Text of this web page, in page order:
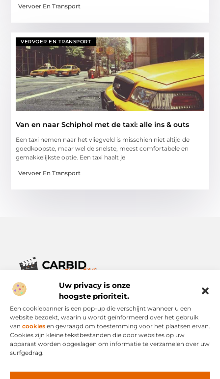
Uw privacy is onze
hoogste prioriteit.
Een cookiebanner is een pop-up die verschijnt wanneer u een
website bezoekt, waarin u wordt geïnformeerd over het gebruik
van cookies en gevraagd om toestemming voor het plaatsen ervan.
Cookies zijn kleine tekstbestanden die door websites op uw
apparaat worden opgeslagen om informatie te verzamelen over uw
surfgedrag.
Vervoer En Transport
VERVOER EN TRANSPORT
Van en naar Schiphol met de taxi: alle ins & outs
Een taxi nemen naar het vliegveld is misschien niet altijd de
goedkoopste, maar wel de snelste, meest comfortabele en
gemakkelijkste optie. Een taxi haalt je
Vervoer En Transport
Verhalen die het alledaagse leven verrijken.
Ontdek een breed scala aan blogs en artikelen die je inspireren,
informeren en verrijken – voor elke dag, voor iedereen.
Bericht categorie